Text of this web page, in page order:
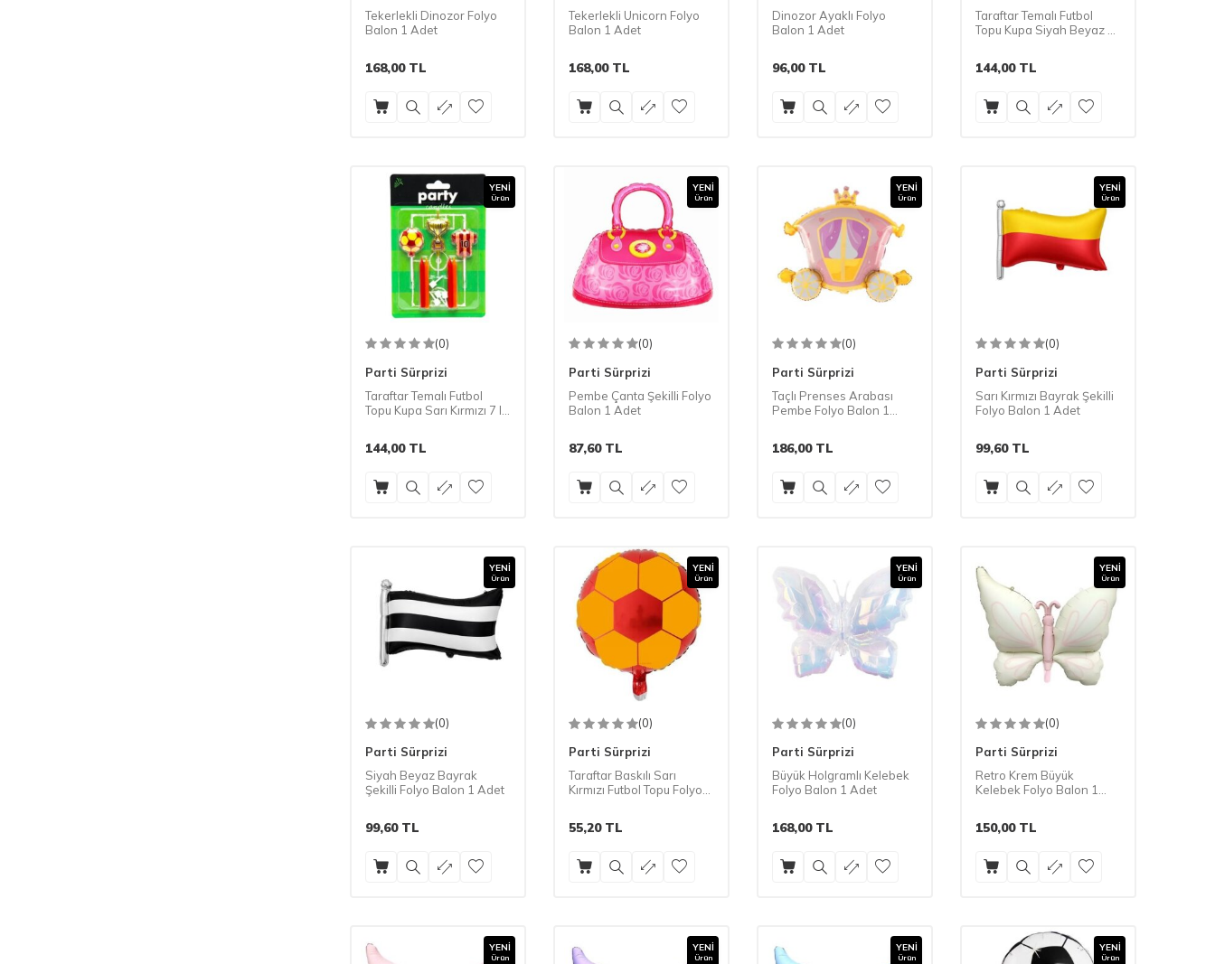
Tekerlekli Dinozor Folyo
Balon 1 Adet
168,00TL
Tekerlekli Unicorn Folyo
Balon 1 Adet
168,00TL
Dinozor Ayaklı Folyo
Balon 1 Adet
96,00TL
Taraftar Temalı Futbol
Topu Kupa Siyah Beyaz 7
144,00TL
YENI
Ürün
(0)
Parti Sürprizi
Taraftar Temalı Futbol
Topu Kupa Sarı Kırmızı 7 li
144,00TL
YENI
Ürün
(0)
Parti Sürprizi
Pembe Çanta Şekilli Folyo
Balon 1 Adet
87,60TL
YENI
Ürün
(0)
Parti Sürprizi
Taçlı Prenses Arabası
Pembe Folyo Balon 1
186,00TL
YENI
Ürün
(0)
Parti Sürprizi
Sarı Kırmızı Bayrak Şekilli
Folyo Balon 1 Adet
99,60TL
YENI
Ürün
(0)
Parti Sürprizi
Siyah Beyaz Bayrak
Şekilli Folyo Balon 1 Adet
99,60TL
YENI
Ürün
(0)
Parti Sürprizi
Taraftar Baskılı Sarı
Kırmızı Futbol Topu Folyo
55,20TL
YENI
Ürün
(0)
Parti Sürprizi
Büyük Holgramlı Kelebek
Folyo Balon 1 Adet
168,00TL
YENI
Ürün
(0)
Parti Sürprizi
Retro Krem Büyük
Kelebek Folyo Balon 1
150,00TL
YENI
Ürün
YENI
Ürün
YENI
Ürün
YENI
Ürün